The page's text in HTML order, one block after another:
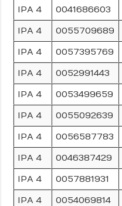
IPA 4
0041686603
IPA 4
0055709689
IPA 4
0057395769
IPA 4
0052991443
IPA 4
0053499659
IPA 4
0055092639
IPA 4
0056587783
IPA 4
0046387429
IPA 4
0057881931
IPA 4
0054069814